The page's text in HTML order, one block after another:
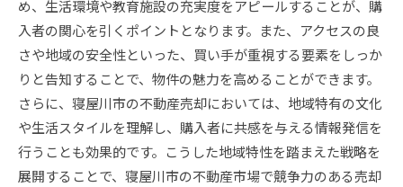
め、生活環境や教育施設の充実度をアピールすることが、購
入者の関心を引くポイントとなります。また、アクセスの良
さや地域の安全性といった、買い手が重視する要素をしっか
りと告知することで、物件の魅力を高めることができます。
さらに、寝屋川市の不動産売却においては、地域特有の文化
や生活スタイルを理解し、購入者に共感を与える情報発信を
行うことも効果的です。こうした地域特性を踏まえた戦略を
展開することで、寝屋川市の不動産市場で競争力のある売却